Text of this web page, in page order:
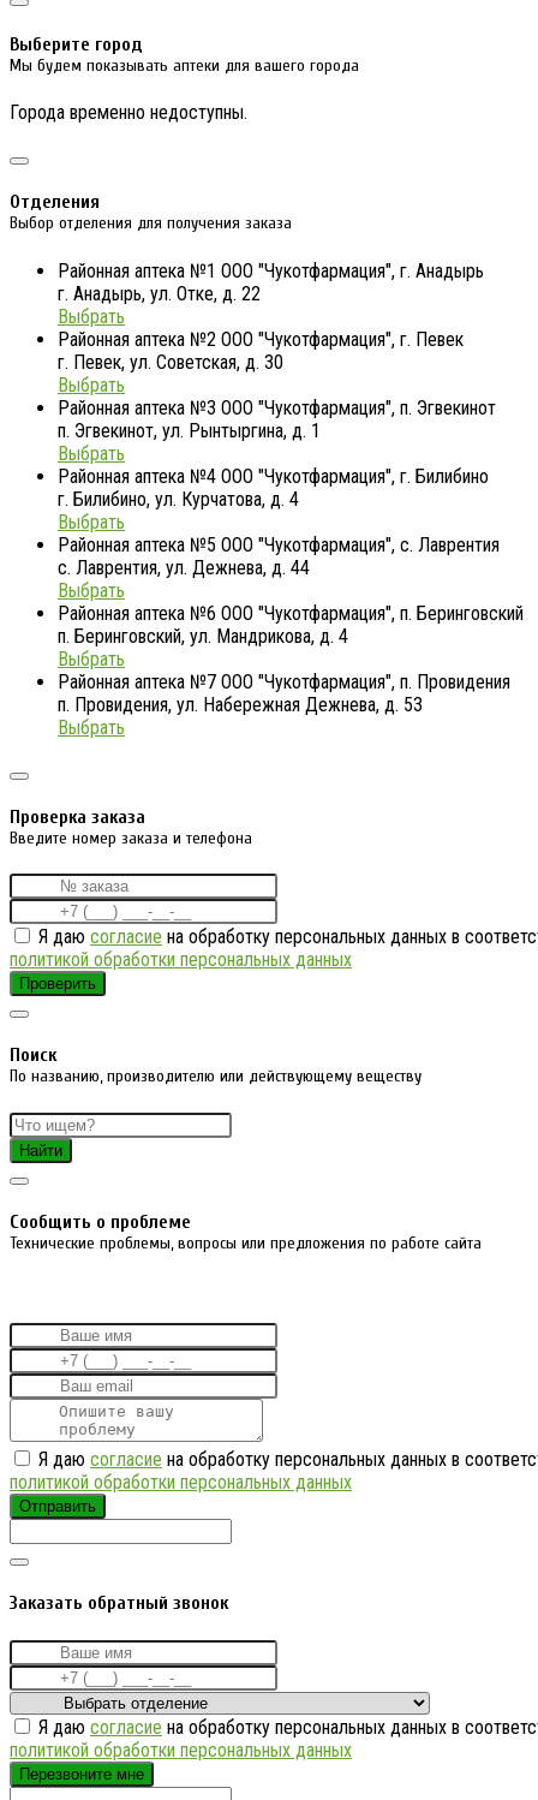
Выберите город
Мы будем показывать аптеки для вашего города
Города временно недоступны.
Отделения
Выбор отделения для получения заказа
Районная аптека №1 ООО "Чукотфармация", г. Анадырь
г. Анадырь, ул. Отке, д. 22
Выбрать
Районная аптека №2 ООО "Чукотфармация", г. Певек
г. Певек, ул. Советская, д. 30
Выбрать
Районная аптека №3 ООО "Чукотфармация", п. Эгвекинот
п. Эгвекинот, ул. Рынтыргина, д. 1
Выбрать
Районная аптека №4 ООО "Чукотфармация", г. Билибино
г. Билибино, ул. Курчатова, д. 4
Выбрать
Районная аптека №5 ООО "Чукотфармация", с. Лаврентия
с. Лаврентия, ул. Дежнева, д. 44
Выбрать
Районная аптека №6 ООО "Чукотфармация", п. Беринговский
п. Беринговский, ул. Мандрикова, д. 4
Выбрать
Районная аптека №7 ООО "Чукотфармация", п. Провидения
п. Провидения, ул. Набережная Дежнева, д. 53
Выбрать
Проверка заказа
Введите номер заказа и телефона
Я даю согласие на обработку персональных данных в
политикой обработки персональных данных
Проверить
Поиск
По названию, производителю или действующему веществу
Найти
Cообщить о проблеме
Технические проблемы, вопросы или предложения по работе сайта
Я даю согласие на обработку персональных данных в
политикой обработки персональных данных
Отправить
Заказать обратный звонок
Я даю согласие на обработку персональных данных в
политикой обработки персональных данных
Перезвоните мне